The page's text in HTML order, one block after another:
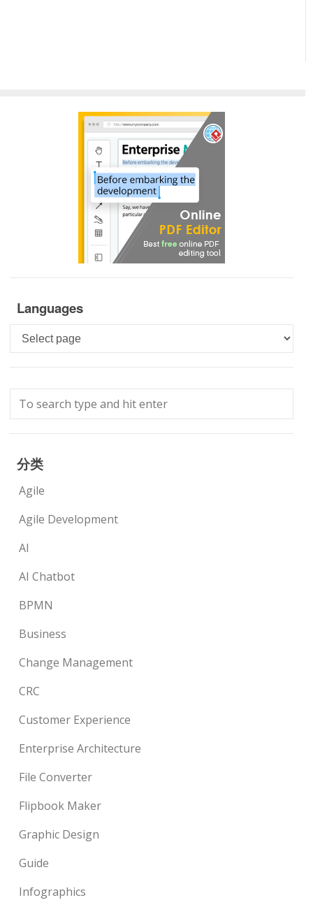
Languages
Languages
分类
Agile
Agile Development
AI
AI Chatbot
BPMN
Business
Change Management
CRC
Customer Experience
Enterprise Architecture
File Converter
Flipbook Maker
Graphic Design
Guide
Infographics